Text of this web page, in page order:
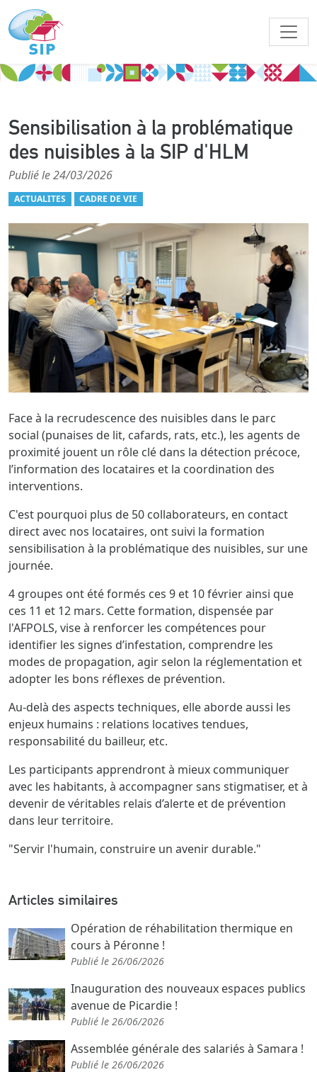
Sensibilisation à la problématique
des nuisibles à la SIP d'HLM
Publié le 24/03/2026
ACTUALITES CADRE DE VIE
Face à la recrudescence des nuisibles dans le parc
social (punaises de lit, cafards, rats, etc.), les agents de
proximité jouent un rôle clé dans la détection précoce,
l’information des locataires et la coordination des
interventions.
C'est pourquoi plus de 50 collaborateurs, en contact
direct avec nos locataires, ont suivi la formation
sensibilisation à la problématique des nuisibles, sur une
journée.
4 groupes ont été formés ces 9 et 10 février ainsi que
ces 11 et 12 mars. Cette formation, dispensée par
l'AFPOLS, vise à renforcer les compétences pour
identifier les signes d’infestation, comprendre les
modes de propagation, agir selon la réglementation et
adopter les bons réflexes de prévention.
Au-delà des aspects techniques, elle aborde aussi les
enjeux humains : relations locatives tendues,
responsabilité du bailleur, etc.
Les participants apprendront à mieux communiquer
avec les habitants, à accompagner sans stigmatiser, et à
devenir de véritables relais d’alerte et de prévention
dans leur territoire.
"Servir l'humain, construire un avenir durable."
Articles similaires
Opération de réhabilitation thermique en
cours à Péronne !
Publié le 26/06/2026
Inauguration des nouveaux espaces publics
avenue de Picardie !
Publié le 26/06/2026
Assemblée générale des salariés à Samara !
Publié le 26/06/2026